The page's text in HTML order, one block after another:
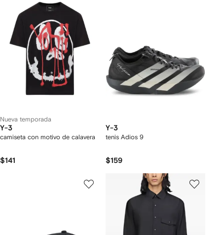
Nueva temporada
Y-3
camiseta con motivo de calavera
$141
Y-3
tenis Adios 9
$159